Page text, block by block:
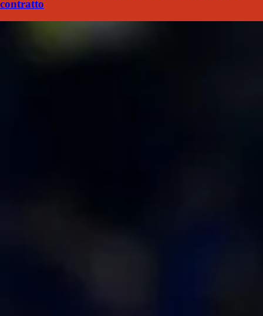
contratto